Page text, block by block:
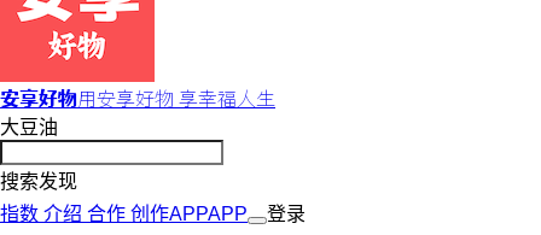
安享好物用安享好物 享幸福人生
大豆油
搜索发现
指数 介绍 合作 创作APPAPP
登录